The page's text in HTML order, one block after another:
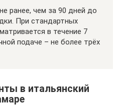
ранее, чем за 90 дней до
При стандартных
в течение 7
подаче – не более трёх
в итальянский